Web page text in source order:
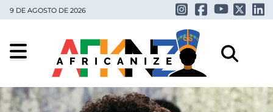
9 DE AGOSTO DE 2026